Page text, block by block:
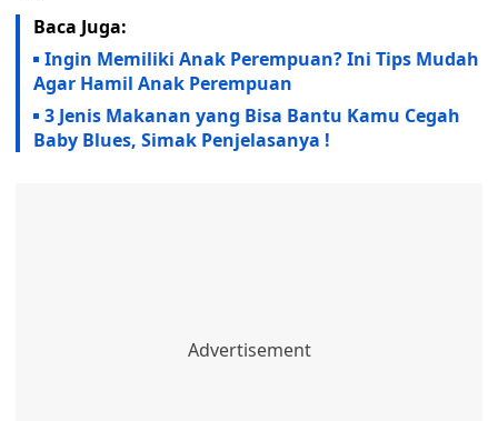
Baca Juga:
Ingin Memiliki Anak Perempuan? Ini Tips Mudah
Agar Hamil Anak Perempuan
3 Jenis Makanan yang Bisa Bantu Kamu Cegah
Baby Blues, Simak Penjelasanya !